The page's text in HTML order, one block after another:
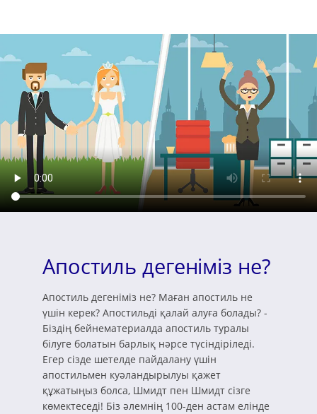
Апостиль дегеніміз не?
Апостиль дегеніміз не? Маған апостиль не
үшін керек? Апостильді қалай алуға болады? -
Біздің бейнематериалда апостиль туралы
білуге болатын барлық нәрсе түсіндіріледі.
Егер сізде шетелде пайдалану үшін
апостильмен куәландырылуы қажет
құжатыңыз болса, Шмидт пен Шмидт сізге
көмектеседі! Біз әлемнің 100-ден астам елінде